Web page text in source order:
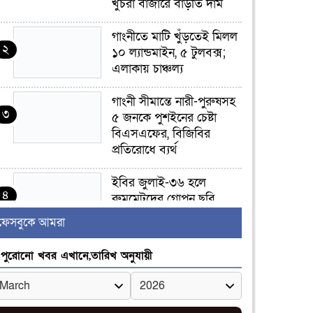
খুচরা বাজারে বাড়তি দাম
২
গাংনীতে মাটি খুঁড়তেই মিলল
১০ ল্যান্ডমাইন, ৫ টুলবক্স;
এলাকায় চাঞ্চল্য
৩
গাংনী সীমান্তে নারী-পুরুষসহ
৫ জনকে পুশইনের চেষ্টা
বিএসএফের, বিজিবির
প্রতিরোধে ব্যর্থ
৪
ইবির জুলাই-৩৬ হলে
রুমমেটদের গোপন ছবি
৫
র‍্যাব বিলুপ্ত হয়ে এসআরবি,
থাকছে নাগরিক অভিযোগের
আমরা
পুরোনো খবর এখানে,তারিখ অনুযায়ী